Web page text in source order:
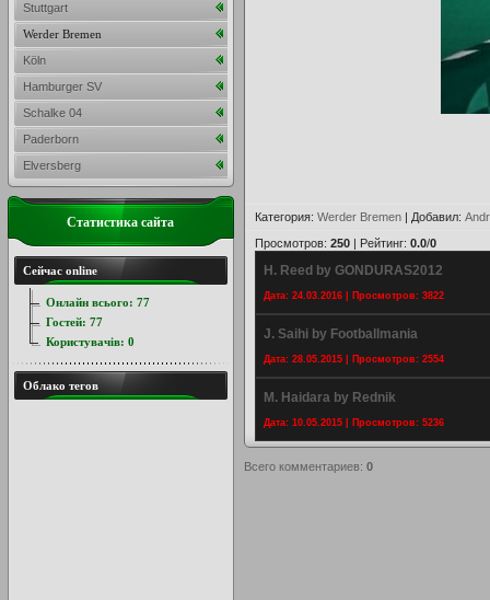
Категория: Werder Bremen | Добавил:
Просмотров: 250 | Рейтинг: 0.0/0
H. Reed by GONDURAS2012
Дата: 24.03.2016 | Просмотров: 3822
J. Saihi by Footballmania
Дата: 28.05.2015 | Просмотров: 2554
M. Haidara by Rednik
Дата: 10.05.2015 | Просмотров: 5236
Всего комментариев: 0
Stuttgart
Werder Bremen
Köln
Hamburger SV
Schalke 04
Paderborn
Elversberg
Статистика сайта
Сейчас online
Онлайн всього: 77
Гостей: 77
Користувачів: 0
Облако тегов